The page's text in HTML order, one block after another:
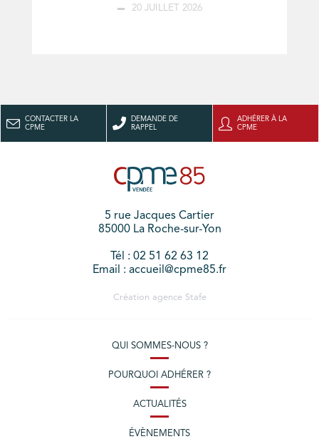
20 JUILLET 2026
CONTACTER LA
CPME
DEMANDE DE
RAPPEL
ADHÉRER À LA
CPME
5 rue Jacques Cartier
85000 La Roche-sur-Yon
Tél : 02 51 62 63 12
Email : accueil@cpme85.fr
Création agence Stafe
QUI SOMMES-NOUS ?
POURQUOI ADHÉRER ?
ACTUALITÉS
ÉVÈNEMENTS